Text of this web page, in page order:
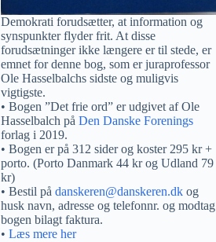
Demokrati forudsætter, at information og
synspunkter flyder frit. At disse
forudsætninger ikke længere er til stede, er
emnet for denne bog, som er juraprofessor
Ole Hasselbalchs sidste og muligvis
vigtigste.
• Bogen ”Det frie ord” er udgivet af Ole
Hasselbalch påDen Danske Forenings
forlag i 2019.
• Bogen er på 312 sider og koster 295 kr +
porto. (Porto Danmark 44 kr og Udland 79
kr)
• Bestil pådanskeren@danskeren.dk og
husk navn, adresse og telefonnr. og modtag
bogen bilagt faktura.
•Læs mere her